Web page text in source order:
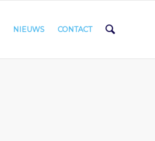
NIEUWS CONTACT